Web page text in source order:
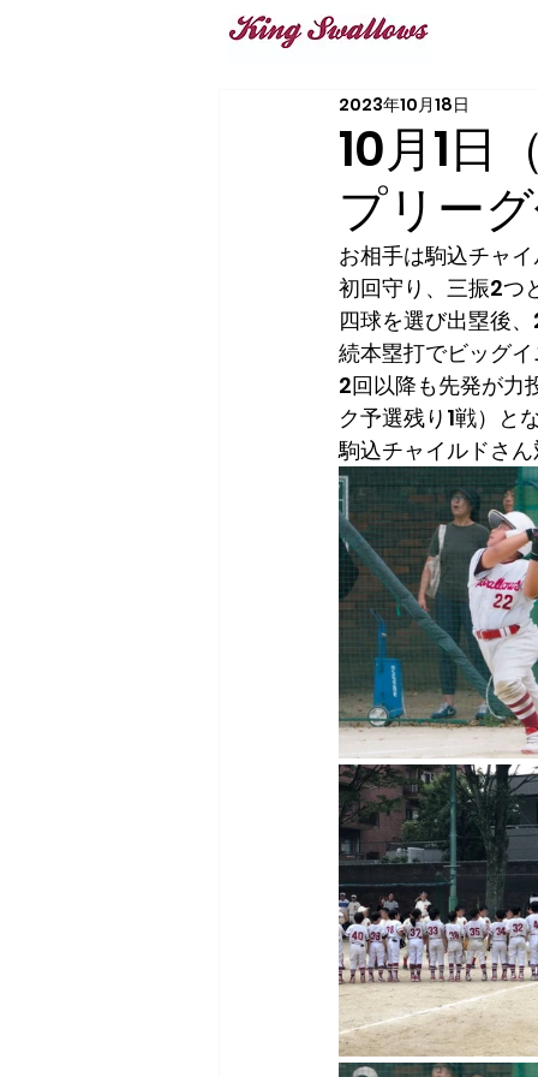
10月1
プリー
2023年10月18日
お相手は駒込チャ
初回守り、三振2つ
四球を選び出塁後
続本塁打でビッグ
2回以降も先発が力
ク予選残り1戦）と
駒込チャイルドさ